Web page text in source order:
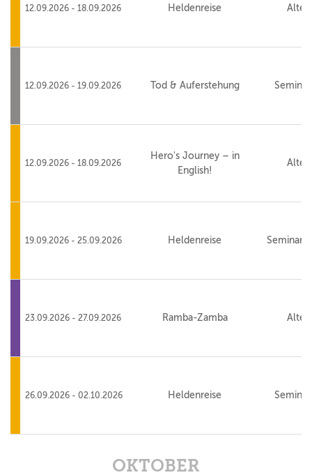
12.09.2026 - 18.09.2026 Heldenreise Alte
12.09.2026 - 19.09.2026 Tod & Auferstehung
12.09.2026 - 18.09.2026
Hero's Journey – in
English!
Alte
19.09.2026 - 25.09.2026 Heldenreise
23.09.2026 - 27.09.2026 Ramba-Zamba Alte
26.09.2026 - 02.10.2026 Heldenreise
OKTOBER